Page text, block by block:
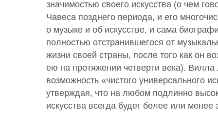
значимостью своего искусства (о чем
Чавеса позднего периода, и его
о музыке и об искусстве, и сама
полностью отстранившегося от
жизни своей страны, после того как он
ею на протяжении четверти века).
возможность «чистого универсального
утверждая, что на любом подлинно
искусства всегда будет более или менее